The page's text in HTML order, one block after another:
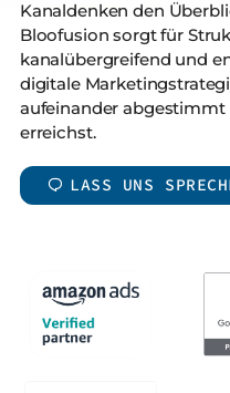
Kanaldenken den
Bloofusion sorgt für
kanalübergreifend und
digitale
aufeinander abgestimmt
erreichst.
LASS UNS